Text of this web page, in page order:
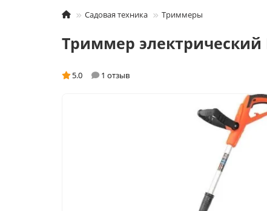
Садовая техника Триммеры
Триммер электрический
5.0 1 отзыв